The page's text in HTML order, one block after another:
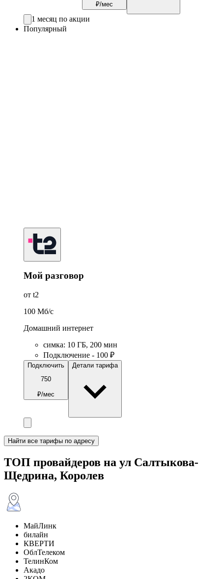
₽/мес
1 месяц по акции
Популярный
Мой разговор
от t2
100 Мб/c
Домашний интернет
симка: 10 ГБ, 200 мин
Подключение - 100 ₽
Подключить
750
₽/мес
Детали тарифа
Найти все тарифы по адресу
ТОП провайдеров на ул Салтыкова-
Щедрина, Королев
МайЛинк
билайн
КВЕРТИ
ОблТелеком
ТелинКом
Акадо